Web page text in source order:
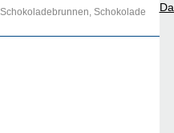
Schokoladebrunnen, Schokolade